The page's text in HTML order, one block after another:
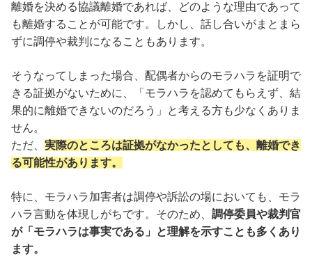
離婚を決める協議離婚であれば、どのような理由であって
も離婚することが可能です。しかし、話し合いがまとまら
ずに調停や裁判になることもあります。
そうなってしまった場合、配偶者からのモラハラを証明で
きる証拠がないために、「モラハラを認めてもらえず、結
果的に離婚できないのだろう」と考える方も少なくありま
せん。
ただ、 実際のところは証拠がなかったとしても、離婚でき
る可能性があります。
特に、モラハラ加害者は調停や訴訟の場においても、モラ
ハラ言動を体現しがちです。そのため、 調停委員や裁判官
が「モラハラは事実である」と理解を示すことも多くあり
ます。